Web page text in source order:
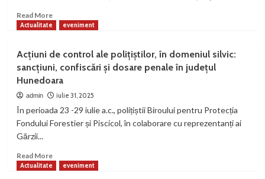
Read MoreRead
more
falsă
privind
o
„crimă”
Hunedoara
–
la
112
Actualitate eveniment
Acțiuni de control ale polițiștilor, în domeniul silvic:
sancțiuni, confiscări și dosare penale în județul
Hunedoara
admin iulie 31, 2025
În perioada 23 -29 iulie a.c., polițiștii Biroului pentru Protecția
Fondului Forestier și Piscicol, în colaborare cu reprezentanți ai
Gărzii...
Read MoreRead
more
Actualitate eveniment